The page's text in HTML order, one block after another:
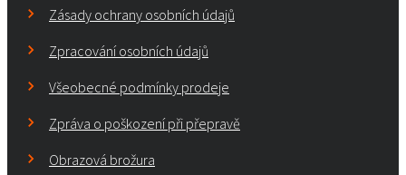
Zásady ochrany osobních údajů
Zpracování osobních údajů
Všeobecné podmínky prodeje
Zpráva o poškození při přepravě
Obrazová brožura